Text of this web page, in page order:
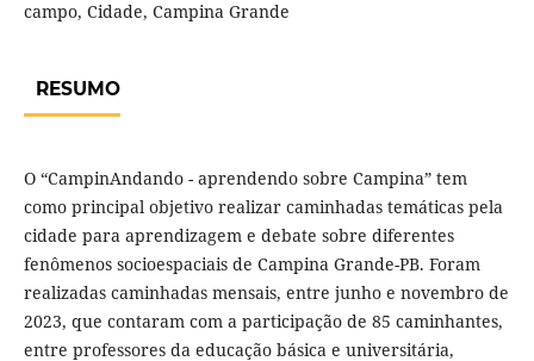
campo, Cidade, Campina Grande
RESUMO
O “CampinAndando - aprendendo sobre Campina” tem
como principal objetivo realizar caminhadas temáticas pela
cidade para aprendizagem e debate sobre diferentes
fenômenos socioespaciais de Campina Grande-PB. Foram
realizadas caminhadas mensais, entre junho e novembro de
2023, que contaram com a participação de 85 caminhantes,
entre professores da educação básica e universitária,